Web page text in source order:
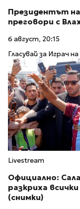
Президентът
преговори с
6 август, 20:15
Гласувай за Играч
Livestream
Официално:
разкриха
(снимки)